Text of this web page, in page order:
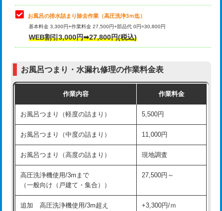
その他部品の脱着 8,800円～
交換・取付（タンク）
交換・取付（普通便座） 11,000円+材料費
交換・取付（温水洗浄便座） 16,500円+材料費
交換・取付(単水栓（壁付・デッキ
式）)
13,200円+材料費
交換・取付(混合水栓（壁付・デッキ
式・ワンホール）)
16,500円+材料費
交換・取付(排水栓・排水トラップ
（P/S/ポップアップ））
22,000円+材料費
交換・取付（その他部品） 11,000円+材料費
お風呂の排水詰まり除去作業（高圧洗浄3ｍ迄）
基本料金 3,300円+作業料金 27,500円+部品代 0円=30,800円
WEB割引3,000円➡27,800円(税込)
お風呂つまり・水漏れ修理の作業料金表
作業内容 作業料金
お風呂つまり（軽度の詰まり） 5,500円
お風呂つまり（中度の詰まり） 11,000円
お風呂つまり（高度の詰まり） 現地調査
高圧洗浄機使用/3mまで
（一般向け（戸建て・集合））
27,500円～
追加 高圧洗浄機使用/3m超え
+3,300円/ｍ